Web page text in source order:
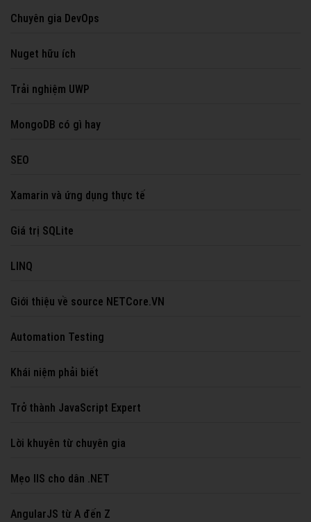
Chuyên gia DevOps
Nuget hữu ích
Trải nghiệm UWP
MongoDB có gì hay
SEO
Xamarin và ứng dụng thực tế
Giá trị SQLite
LINQ
Giới thiệu về source NETCore.VN
Automation Testing
Khái niệm phải biết
Trở thành JavaScript Expert
Lời khuyên từ chuyên gia
Mẹo IIS cho dân .NET
AngularJS từ A đến Z